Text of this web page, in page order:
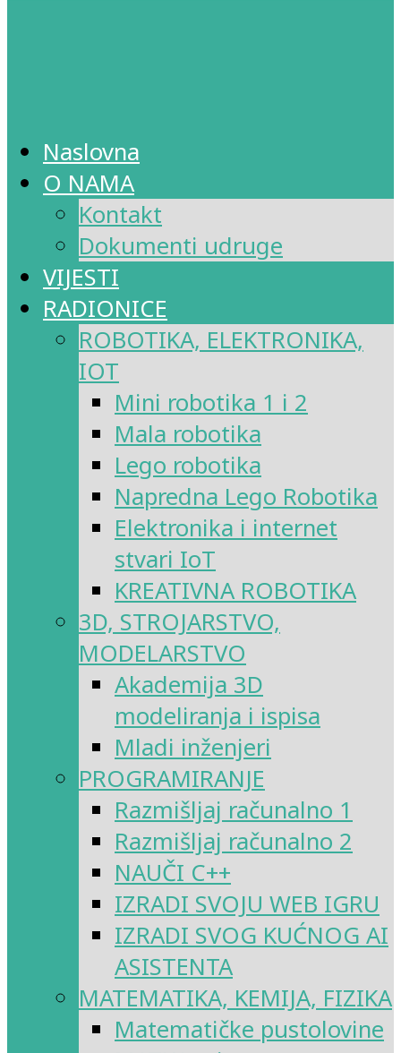
Naslovna
O NAMA
Kontakt
Dokumenti udruge
VIJESTI
RADIONICE
ROBOTIKA, ELEKTRONIKA,
IOT
Mini robotika 1 i 2
Mala robotika
Lego robotika
Napredna Lego Robotika
Elektronika i internet
stvari IoT
KREATIVNA ROBOTIKA
3D, STROJARSTVO,
MODELARSTVO
Akademija 3D
modeliranja i ispisa
Mladi inženjeri
PROGRAMIRANJE
Razmišljaj računalno 1
Razmišljaj računalno 2
NAUČI C++
IZRADI SVOJU WEB IGRU
IZRADI SVOG KUĆNOG AI
ASISTENTA
MATEMATIKA, KEMIJA, FIZIKA
Matematičke pustolovine